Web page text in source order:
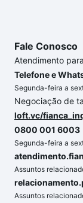
Fale Conosco
Atendimento
Telefone e
Segunda-feira a
Negociação de
loft.vc/
0800 001 6003
Segunda-feira a
Assuntos
Assuntos